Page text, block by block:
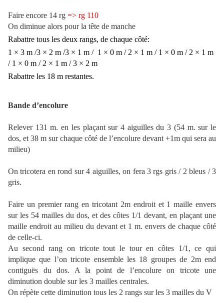
Faire encore 14 rg => rg 110
On diminue alors pour la tête de manche
Rabattre tous les deux rangs, de chaque côté:
1 × 3 m /3 × 2 m /3 × 1 m / 1 × 0 m / 2 × 1 m / 1 × 0 m / 2 × 1 m
/ 1 × 0 m / 2 × 1 m / 3 × 2 m
Rabattre les 18 m restantes.
Bande d’encolure
Relever 131 m. en les plaçant sur 4 aiguilles du 3 (54 m. sur le
dos, et 38 m sur chaque côté de l’encolure devant +1m qui sera au
milieu)
On tricotera en rond sur 4 aiguilles, on fera 3 rgs gris / 2 bleus / 3
gris.
Faire un premier rang en tricotant 2m endroit et 1 maille envers
sur les 54 mailles du dos, et des côtes 1/1 devant, en plaçant une
maille endroit au milieu du devant et 1 m. envers de chaque côté
de celle-ci.
Au second rang on tricote tout le tour en côtes 1/1, ce qui
implique que l’on tricote ensemble les 18 groupes de 2m end
contiguës du dos. A la point de l’encolure on tricote une
diminution double sur les 3 mailles centrales.
On répète cette diminution tous les 2 rangs sur les 3 mailles du V